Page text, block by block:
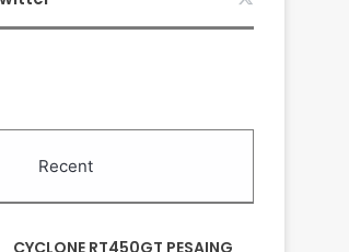
Recent
CYCLONE RT450GT PESAING